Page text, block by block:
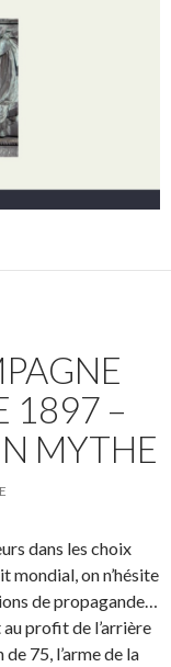
1897 –
MYTHE
dans les choix
on n’hésite
de propagande…
profit de l’arrière
75, l’arme de la